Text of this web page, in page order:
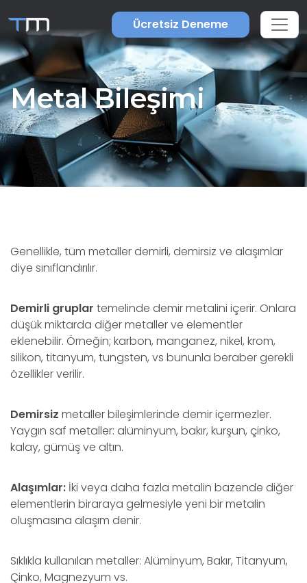
Ücretsiz Deneme
Metal Bileşimi
Genellikle, tüm metaller demirli, demirsiz ve alaşımlar
diye sınıflandırılır.
Demirli gruplar temelinde demir metalini içerir. Onlara
düşük miktarda diğer metaller ve elementler
eklenebilir. Örneğin; karbon, manganez, nikel, krom,
silikon, titanyum, tungsten, vs bununla beraber gerekli
özellikler verilir.
Demirsiz metaller bileşimlerinde demir içermezler.
Yaygın saf metaller: alüminyum, bakır, kurşun, çinko,
kalay, gümüş ve altın.
Alaşımlar: İki veya daha fazla metalin bazende diğer
elementlerin biraraya gelmesiyle yeni bir metalin
oluşmasına alaşım denir.
Sıklıkla kullanılan metaller: Alüminyum, Bakır, Titanyum,
Çinko, Magnezyum vs.